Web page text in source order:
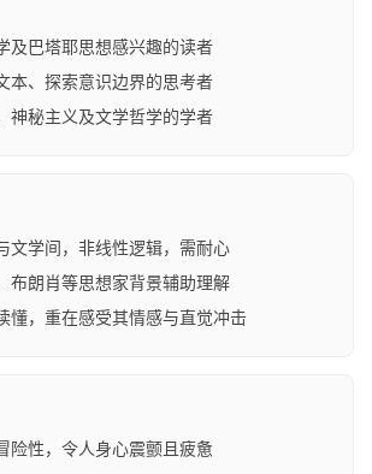
及巴塔耶思想感兴趣的读者
本、探索意识边界的思考者
神秘主义及文学哲学的学者
文学间，非线性逻辑，需耐心
布朗肖等思想家背景辅助理解
懂，重在感受其情感与直觉冲击
险性，令人身心震颤且疲惫